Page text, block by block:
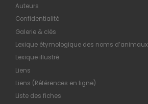
Auteurs
Confidentialité
Galerie & clés
Lexique étymologique des noms d’animaux
Lexique illustré
Liens
Liens (Références en ligne)
Liste des fiches